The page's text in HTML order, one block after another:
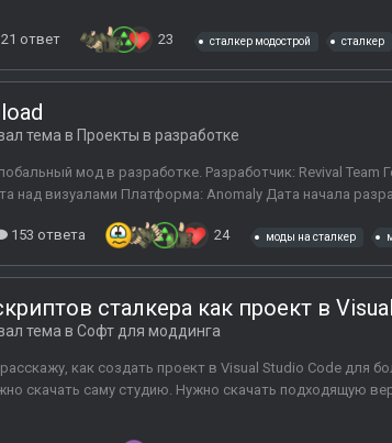
21 ответ 23 сталкер модострой сталкер
тема в Проекты в разработке
мод в разработке. Разработчик: Revival
над визуалами Платформа: Anomaly Дата начала
153 ответа 24 моды на сталкер
сталкера как проект в
тема в Софт для моддинга
как создать проект в Visual Studio Code для
скачать саму студию. Нужно скачать подходящую